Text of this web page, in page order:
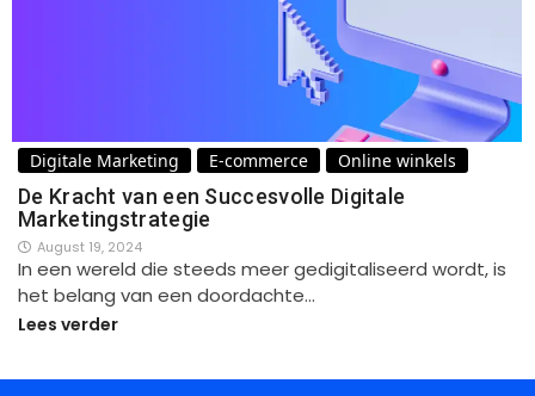
Digitale Marketing E-commerce Online winkels
De Kracht van een Succesvolle Digitale
Marketingstrategie
August 19, 2024
In een wereld die steeds meer gedigitaliseerd wordt, is
het belang van een doordachte…
Lees verder